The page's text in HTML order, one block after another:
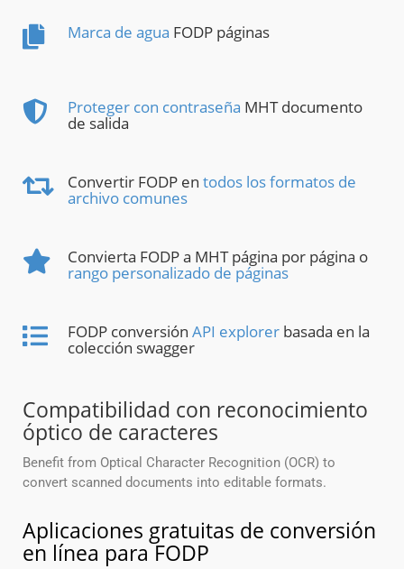
Marca de agua FODP páginas
Proteger con contraseña MHT documento
de salida
Convertir FODP en todos los formatos de
archivo comunes
Convierta FODP a MHT página por página o
rango personalizado de páginas
FODP conversión API explorer basada en la
colección swagger
Compatibilidad con reconocimiento
óptico de caracteres
Benefit from Optical Character Recognition (OCR) to
convert scanned documents into editable formats.
Aplicaciones gratuitas de conversión
en línea para FODP